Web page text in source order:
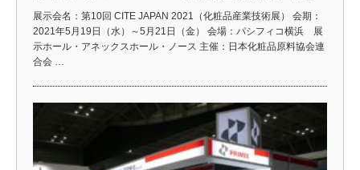
展示会名：第10回 CITE JAPAN 2021（化粧品産業技術展） 会期：
2021年5月19日（水）～5月21日（金） 会場：パシフィコ横浜 展
示ホール・アネックスホール・ノース 主催：日本化粧品原料協会連
合会 …